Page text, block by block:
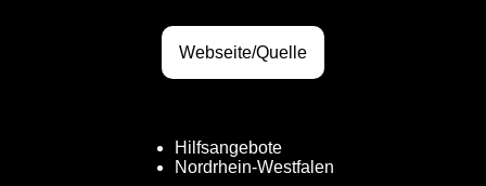
Webseite/Quelle
Hilfsangebote
Nordrhein-Westfalen